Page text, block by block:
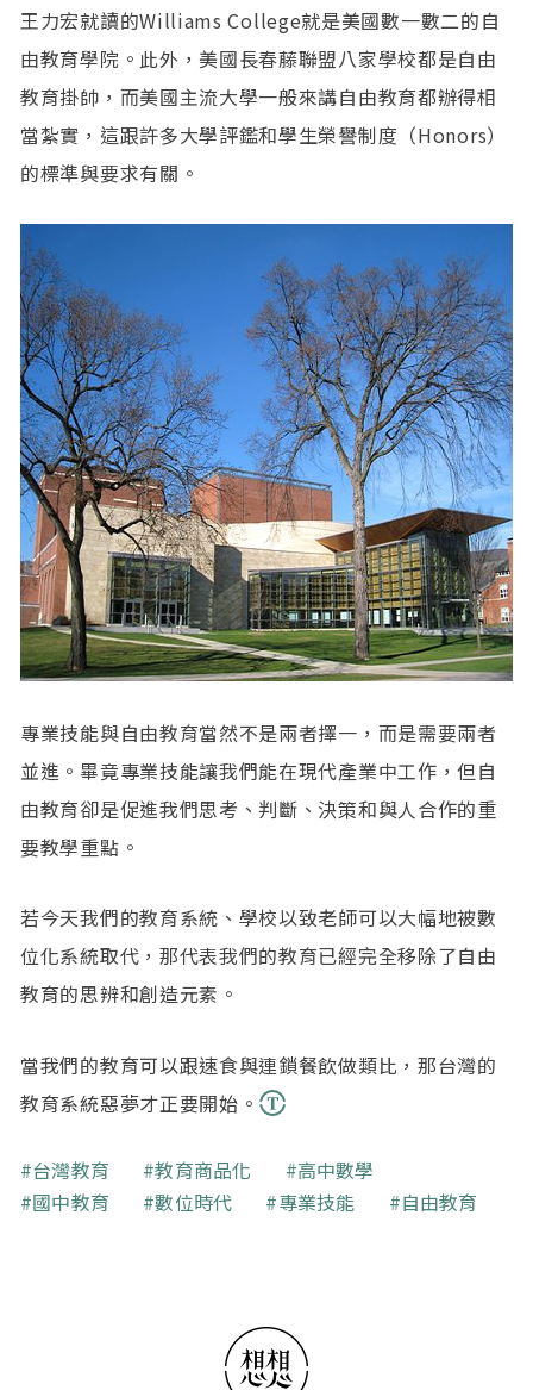
王力宏就讀的Williams College就是美國數一數二的自
由教育學院。此外，美國長春藤聯盟八家學校都是自由
教育掛帥，而美國主流大學一般來講自由教育都辦得相
當紮實，這跟許多大學評鑑和學生榮譽制度（Honors）
的標準與要求有關。
專業技能與自由教育當然不是兩者擇一，而是需要兩者
並進。畢竟專業技能讓我們能在現代產業中工作，但自
由教育卻是促進我們思考、判斷、決策和與人合作的重
要教學重點。
若今天我們的教育系統、學校以致老師可以大幅地被數
位化系統取代，那代表我們的教育已經完全移除了自由
教育的思辨和創造元素。
當我們的教育可以跟速食與連鎖餐飲做類比，那台灣的
教育系統惡夢才正要開始。
關鍵字
台灣教育 教育商品化
高中數學
國中教育
數位時代 專業技能 自由教育